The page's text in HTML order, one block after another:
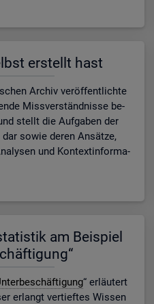
er­stellt hast
Ar­chiv ver­öf­fent­lich­te
Miss­ver­ständ­nis­se be­
stellt die Auf­ga­ben der
sowie deren An­sät­ze,
und Kon­text­in­for­ma­
am Bei­spiel
“ er­läu­tert
er­langt ver­tief­tes Wis­sen